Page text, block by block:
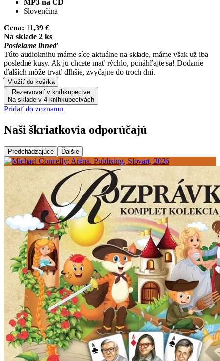
MP3 na CD
Slovenčina
Cena: 11,39 €
Na sklade 2 ks
Posielame ihneď
Túto audioknihu máme síce aktuálne na sklade, máme však už iba
posledné kusy. Ak ju chcete mať rýchlo, ponáhľajte sa! Dodanie
ďalších môže trvať dlhšie, zvyčajne do troch dní.
Vložiť do košíka
Rezervovať v kníhkupectve
Na sklade v 4 kníhkupectvách
Pridať do zoznamu
Naši škriatkovia odporúčajú
Predchádzajúce Ďalšie